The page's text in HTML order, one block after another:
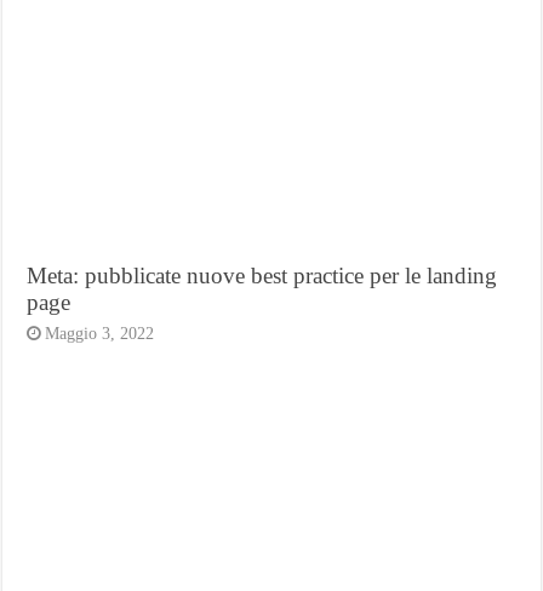
Meta: pubblicate nuove best practice per le landing
page
Maggio 3, 2022